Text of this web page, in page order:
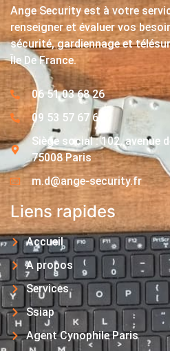
Ange Security est à votre
renseigner et évaluer vos
sécurité, gardiennage et
Île De France.
06 51 03 68 26
09 53 57 67 63
Siège social : 102, avenue
75008 Paris
m.d@ange-security.fr
Liens rapides
Accueil
A propos
Services
Ssiap
Agent Cynophile Paris